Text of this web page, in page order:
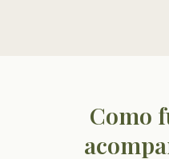
Como